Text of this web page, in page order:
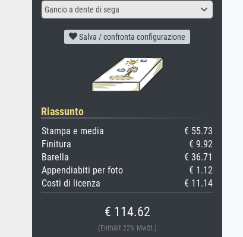
Gancio a dente di sega
Salva / confronta configurazione
Riassunto
Stampa e media
€ 55.73
Finitura
€ 9.92
Barella
€ 36.71
Appendiabiti per foto
€ 1.12
Costi di licenza
€ 11.14
€ 114.62
(Enthält 22% MwSt.)